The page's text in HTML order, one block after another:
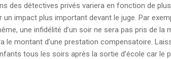
des détectives privés variera en fonction de
impact plus important devant le juge. Par
une infidélité d’un soir ne sera pas pris de
le montant d’une prestation compensatoire.
tous les soirs après la sortie d’école car